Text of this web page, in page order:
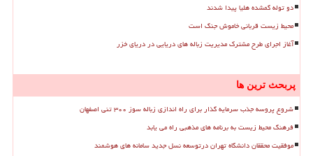
دو توله گمشده هلیا پیدا شدند
محیط زیست قربانی خاموش جنگ است
آغاز اجرای طرح مشترک مدیریت زباله های دریایی در دریای خزر
پربحث ترین ها
شروع پروسه جذب سرمایه گذار برای راه اندازی زباله سوز ۳۰۰ تنی اصفهان
فرهنگ محیط زیست به برنامه های مذهبی راه می یابد
موفقیت محققان دانشگاه تهران درتوسعه نسل جدید سامانه های هوشمند